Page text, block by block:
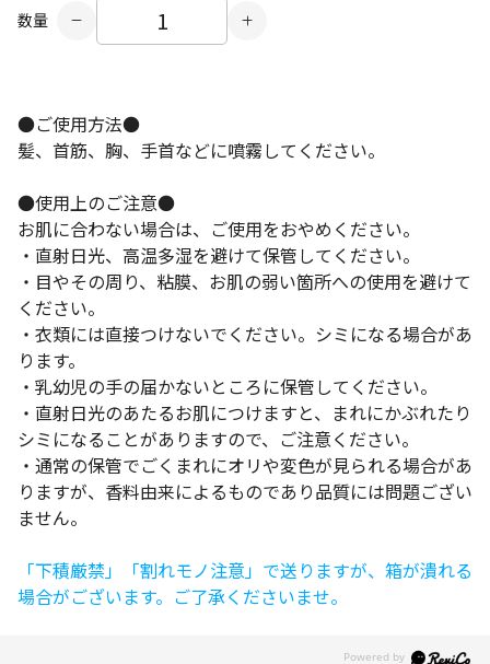
数量
●ご使用方法●
髪、首筋、胸、手首などに噴霧してください。
●使用上のご注意●
お肌に合わない場合は、ご使用をおやめください。
・直射日光、高温多湿を避けて保管してください。
・目やその周り、粘膜、お肌の弱い箇所への使用を避けて
ください。
・衣類には直接つけないでください。シミになる場合があ
ります。
・乳幼児の手の届かないところに保管してください。
・直射日光のあたるお肌につけますと、まれにかぶれたり
シミになることがありますので、ご注意ください。
・通常の保管でごくまれにオリや変色が見られる場合があ
りますが、香料由来によるものであり品質には問題ござい
ません。
「下積厳禁」「割れモノ注意」で送りますが、箱が潰れる
場合がございます。ご了承くださいませ。